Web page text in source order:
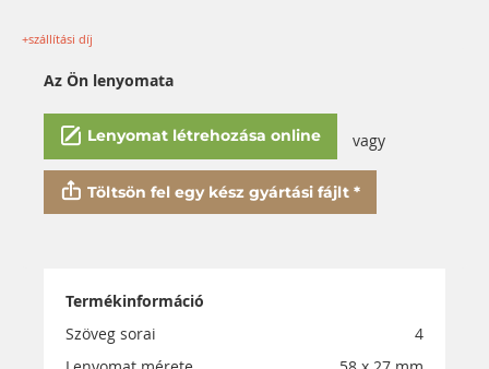
+szállítási díj
Az Ön lenyomata
Lenyomat létrehozása online vagy
Töltsön fel egy kész gyártási fájlt *
Termékinformáció
Szöveg sorai
4